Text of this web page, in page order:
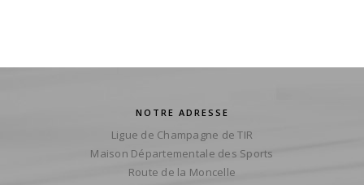
NOTRE ADRESSE
Ligue de Champagne de TIR
Maison Départementale des Sports
Route de la Moncelle